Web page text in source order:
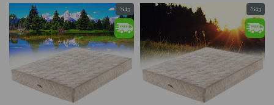
%13
İndirim
%13İndirim
%13
İndirim